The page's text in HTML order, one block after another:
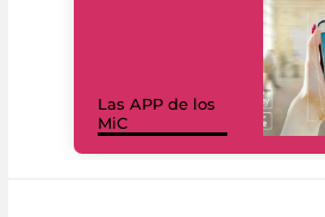
Las APP de los
MiC